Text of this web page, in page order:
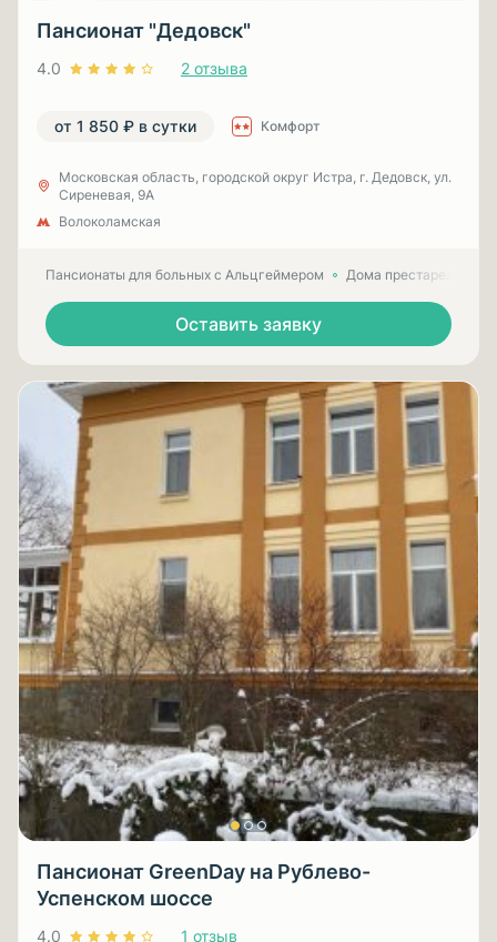
Пансионат "Дедовск"
4.0 2 отзыва
от 1 850 ₽ в сутки Комфорт
Московская область, городской округ Истра, г. Дедовск, ул.
Сиреневая, 9А
Волоколамская
Пансионаты для больных с Альцгеймером Дома престарелых
Оставить заявку
Пансионат GreenDay на Рублево-
Успенском шоссе
4.0 1 отзыв